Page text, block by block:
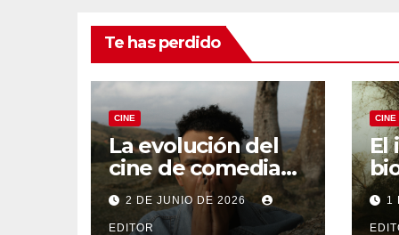
Te has perdido
CINE
La evolución del
cine de comedia
negra: De Fargo a
Knives Out
2 DE JUNIO DE 2026
EDITOR
CINE
El
1